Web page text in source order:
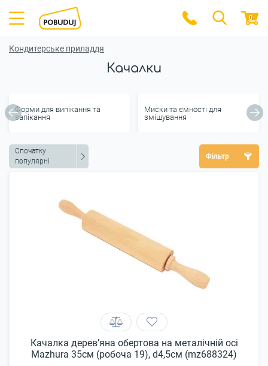
0
Кондитерське приладдя
Качалки
Форми для випікання та
запікання
Миски та ємності для
змішування
Спочатку
популярні
Фільтр
Качалка дерев’яна обертова на металічній осі
Mazhura 35см (робоча 19), d4,5см (mz688324)